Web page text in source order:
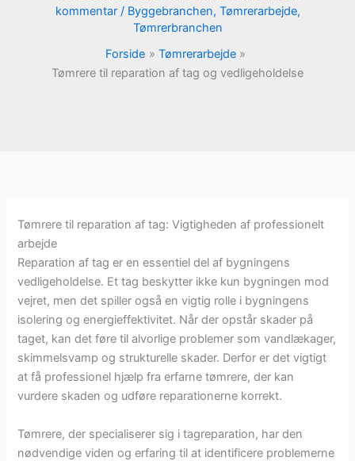
kommentar / Byggebranchen, Tømrerarbejde,
Tømrerbranchen
Forside
Tømrerarbejde
Tømrere til reparation af tag og vedligeholdelse
Tømrere til reparation af tag: Vigtigheden af professionelt
arbejde
Reparation af tag er en essentiel del af bygningens
vedligeholdelse. Et tag beskytter ikke kun bygningen mod
vejret, men det spiller også en vigtig rolle i bygningens
isolering og energieffektivitet. Når der opstår skader på
taget, kan det føre til alvorlige problemer som vandlækager,
skimmelsvamp og strukturelle skader. Derfor er det vigtigt
at få professionel hjælp fra erfarne tømrere, der kan
vurdere skaden og udføre reparationerne korrekt.
Tømrere, der specialiserer sig i tagreparation, har den
nødvendige viden og erfaring til at identificere problemerne